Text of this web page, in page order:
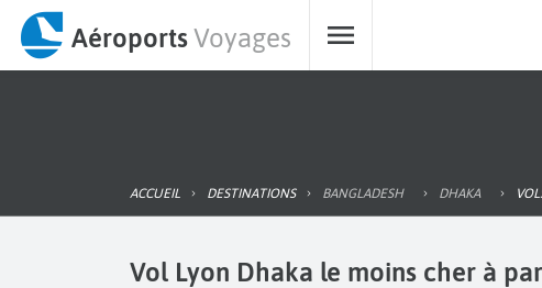
AéroportsVoyages
ACCUEIL DESTINATIONS BANGLADESH DHAKA
Vol Lyon Dhaka le moins cher à